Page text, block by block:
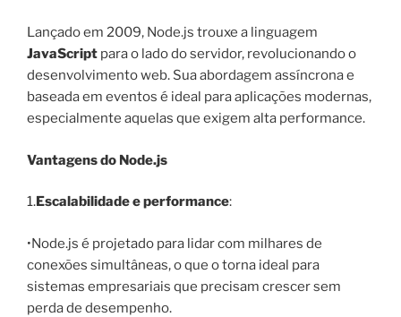
Lançado em 2009, Node.js trouxe a linguagem
JavaScript para o lado do servidor, revolucionando o
desenvolvimento web. Sua abordagem assíncrona e
baseada em eventos é ideal para aplicações modernas,
especialmente aquelas que exigem alta performance.
Vantagens do Node.js
1.Escalabilidade e performance:
•Node.js é projetado para lidar com milhares de
conexões simultâneas, o que o torna ideal para
sistemas empresariais que precisam crescer sem
perda de desempenho.